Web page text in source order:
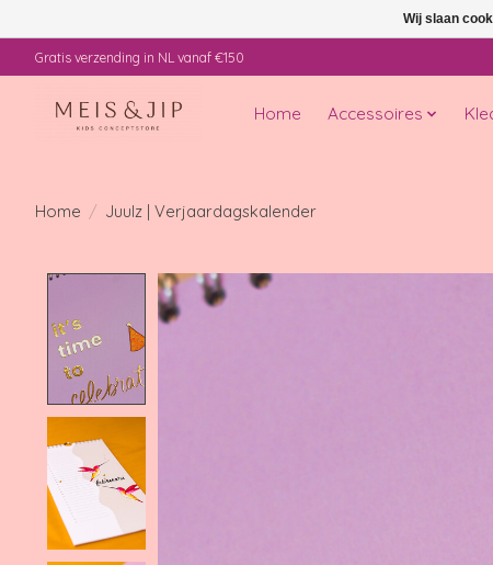
Gratis verzending in NL vanaf €150
Home Accessoires
Home / Juulz | Verjaardagskalender
Product image slideshow Items
Wij slaan